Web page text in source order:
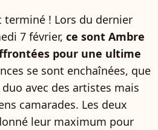
terminé ! Lors du dernier
7 février, ce sont Ambre
pour une ultime
se sont enchaînées, que
avec des artistes mais
camarades. Les deux
leur maximum pour